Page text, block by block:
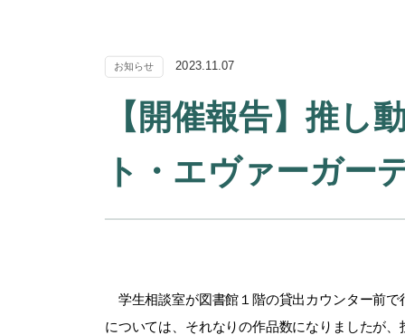
お知らせ 2023.11.07
【開催報告】推し
ト・エヴァーガー
学生相談室が図書館１階の貸出カウンター前で
については、それなりの作品数になりましたが